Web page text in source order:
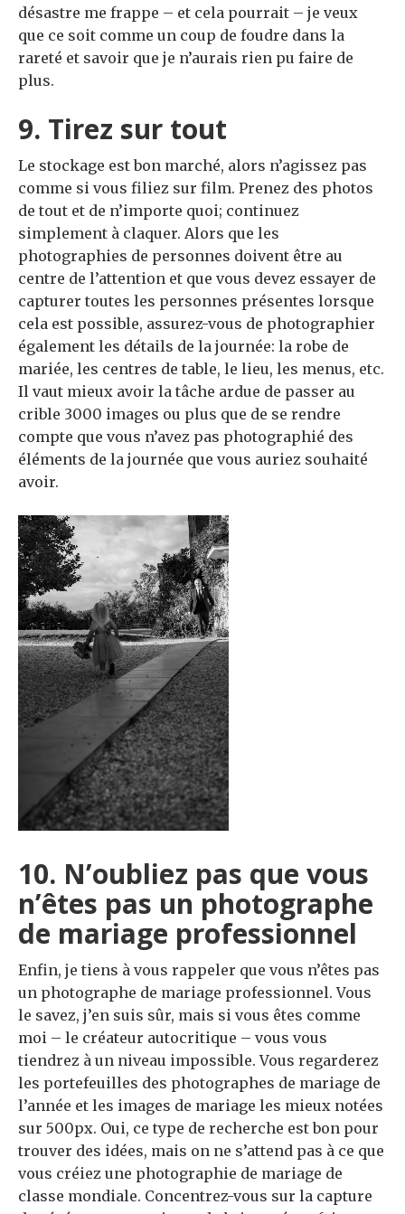
désastre me frappe – et cela pourrait – je veux
que ce soit comme un coup de foudre dans la
rareté et savoir que je n’aurais rien pu faire de
plus.
9. Tirez sur tout
Le stockage est bon marché, alors n’agissez pas
comme si vous filiez sur film. Prenez des photos
de tout et de n’importe quoi; continuez
simplement à claquer. Alors que les
photographies de personnes doivent être au
centre de l’attention et que vous devez essayer de
capturer toutes les personnes présentes lorsque
cela est possible, assurez-vous de photographier
également les détails de la journée: la robe de
mariée, les centres de table, le lieu, les menus, etc.
Il vaut mieux avoir la tâche ardue de passer au
crible 3000 images ou plus que de se rendre
compte que vous n’avez pas photographié des
éléments de la journée que vous auriez souhaité
avoir.
10. N’oubliez pas que vous
n’êtes pas un photographe
de mariage professionnel
Enfin, je tiens à vous rappeler que vous n’êtes pas
un photographe de mariage professionnel. Vous
le savez, j’en suis sûr, mais si vous êtes comme
moi – le créateur autocritique – vous vous
tiendrez à un niveau impossible. Vous regarderez
les portefeuilles des photographes de mariage de
l’année et les images de mariage les mieux notées
sur 500px. Oui, ce type de recherche est bon pour
trouver des idées, mais on ne s’attend pas à ce que
vous créiez une photographie de mariage de
classe mondiale. Concentrez-vous sur la capture